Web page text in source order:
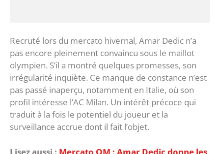
Recruté lors du mercato hivernal, Amar Dedic n’a
pas encore pleinement convaincu sous le maillot
olympien. S’il a montré quelques promesses, son
irrégularité inquiète. Ce manque de constance n’est
pas passé inaperçu, notamment en Italie, où son
profil intéresse l’AC Milan. Un intérêt précoce qui
traduit à la fois le potentiel du joueur et la
surveillance accrue dont il fait l’objet.
Lisez aussi : Mercato OM : Amar Dedic donne les